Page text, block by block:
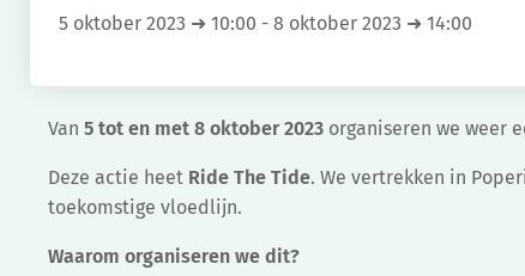
5 oktober 2023 ➜ 10:00 -8 oktober 2023 ➜ 14:00
Van5 tot en met 8 oktober 2023 organiseren we weer
Deze actie heet Ride The Tide. We vertrekken in
toekomstige vloedlijn.
Waarom organiseren we dit?